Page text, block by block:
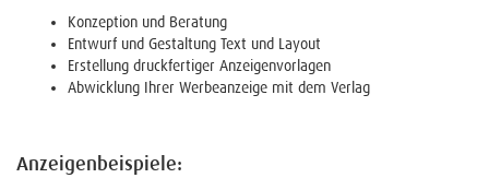
Konzeption und Beratung
Entwurf und Gestaltung Text und Layout
Erstellung druckfertiger Anzeigenvorlagen
Abwicklung Ihrer Werbeanzeige mit dem Verlag
Anzeigenbeispiele: